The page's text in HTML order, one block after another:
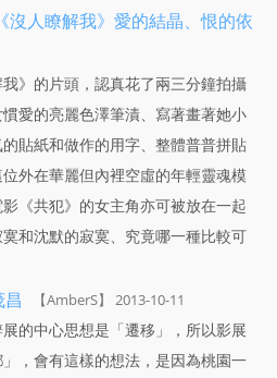
沒人瞭解我》愛的結晶、恨的依
》的片頭，認真花了兩三分鐘拍攝
愛的亮麗色澤筆漬、寫著畫著她小
貼紙和做作的用字、整體普普拼貼
外在華麗但內裡空虛的年輕靈魂模
《共犯》的女主角亦可被放在一起
和沈默的寂寞、究竟哪一種比較可
【AmberS】 2013-10-11
的中心思想是「遷移」，所以影展
，會有這樣的想法，是因為桃園一